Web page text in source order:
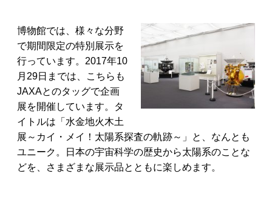
博物館では、様々な分野
で期間限定の特別展示を
行っています。2017年10
月29日までは、こちらも
JAXAとのタッグで企画
展を開催しています。タ
イトルは「水金地火木土
展～カイ・メイ！太陽系探査の軌跡～」と、なんとも
ユニーク。日本の宇宙科学の歴史から太陽系のことな
どを、さまざまな展示品とともに楽しめます。